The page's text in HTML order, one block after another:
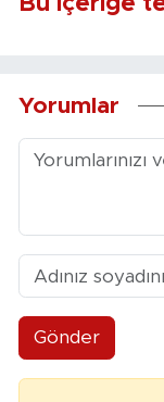
Bu içeriğe
Yorumlar
Gönder